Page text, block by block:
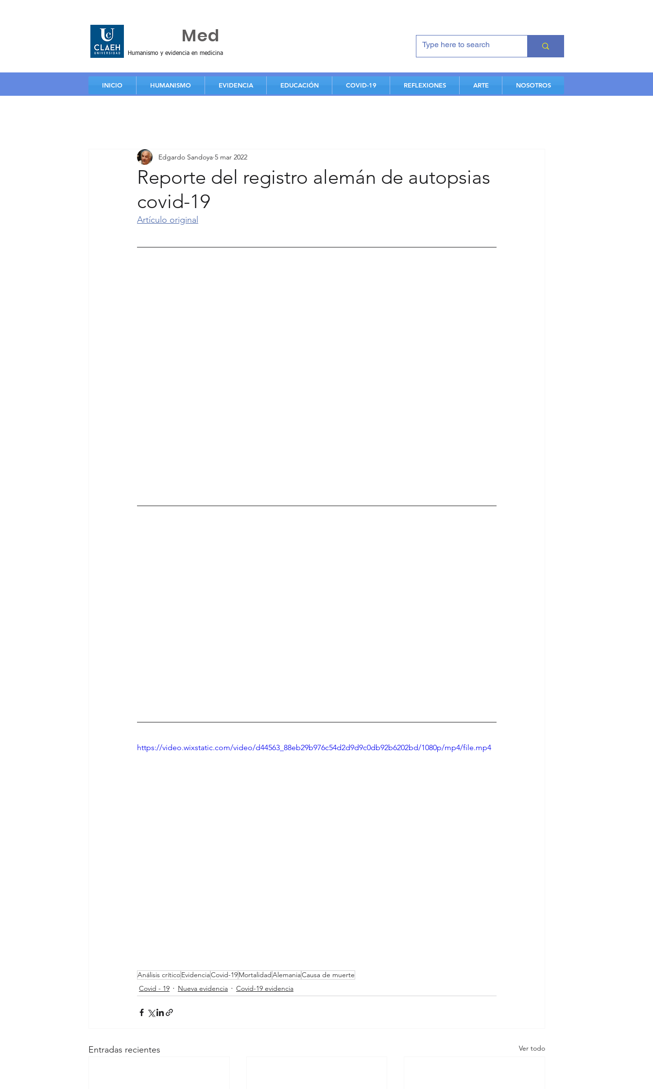
Humanismo y evidencia en medicina
Med
INICIO HUMANISMO EVIDENCIA EDUCACIÓN COVID-19 REFLEXIONES ARTE NOSOTROS
Reporte del registro alemán de autopsias
covid-19
Edgardo Sandoya 5 mar 2022
Artículo original
https://video.wixstatic.com/video/d44563_88eb29b976c54d2d9d9c0db92b6202bd/1080p/mp4/file.mp4
Análisis críticoEvidenciaCovid-19MortalidadAlemaniaCausa de muerte
Covid - 19
Nueva evidencia Covid-19 evidencia
Entradas recientes Ver todo